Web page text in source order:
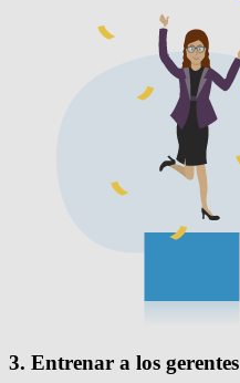
3. Entrenar a los gerentes